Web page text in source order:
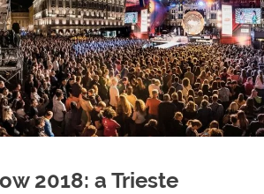
2018: a Trieste